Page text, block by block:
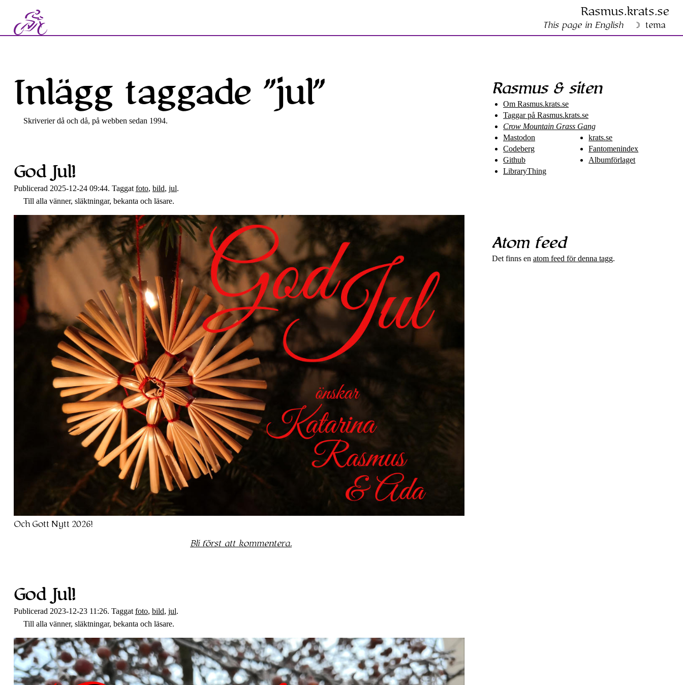
Rasmus​.krats​.se
This page in English tema
Inlägg taggade ”jul”
Skriverier då och då, på webben sedan 1994.
God Jul!
Publicerad 2025-12-24 09:44. Taggat foto, bild, jul.
Till alla vänner, släktningar, bekanta och läsare.
Och Gott Nytt 2026!
Bli först att kommentera.
God Jul!
Publicerad 2023-12-23 11:26. Taggat foto, bild, jul.
Till alla vänner, släktningar, bekanta och läsare.
Rasmus & siten
Om Rasmus​.krats​.se
Taggar på Rasmus​.krats​.se
Crow Mountain Grass Gang
Mastodon
Codeberg
Github
LibraryThing
krats.se
Fantomenindex
Albumförlaget
Atom feed
Det finns en atom feed för denna tagg.